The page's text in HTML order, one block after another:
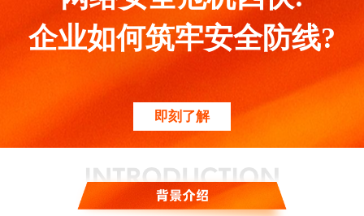
企业如何筑牢安全防线?
即刻了解